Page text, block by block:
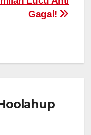
Gagal!